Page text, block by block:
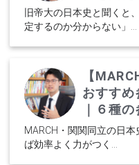
旧帝大の日本史と聞くと
定するのか分からない」...
【
おすす
｜６種
MARCH・関関同立の日
ば効率よく力がつく...